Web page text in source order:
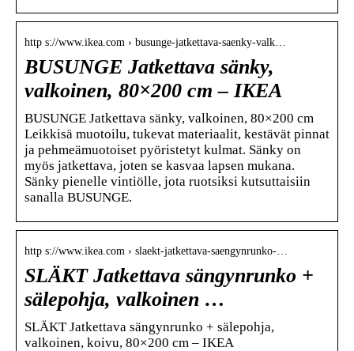
http s://www.ikea.com › busunge-jatkettava-saenky-valk…
BUSUNGE Jatkettava sänky,
valkoinen, 80×200 cm – IKEA
BUSUNGE Jatkettava sänky, valkoinen, 80×200 cm
Leikkisä muotoilu, tukevat materiaalit, kestävät pinnat
ja pehmeämuotoiset pyöristetyt kulmat. Sänky on
myös jatkettava, joten se kasvaa lapsen mukana.
Sänky pienelle vintiölle, jota ruotsiksi kutsuttaisiin
sanalla BUSUNGE.
http s://www.ikea.com › slaekt-jatkettava-saengynrunko-…
SLÄKT Jatkettava sängynrunko +
sälepohja, valkoinen …
SLÄKT Jatkettava sängynrunko + sälepohja,
valkoinen, koivu, 80×200 cm – IKEA